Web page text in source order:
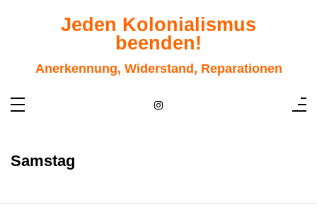
Jeden Kolonialismus
beenden!
Anerkennung, Widerstand, Reparationen
Samstag